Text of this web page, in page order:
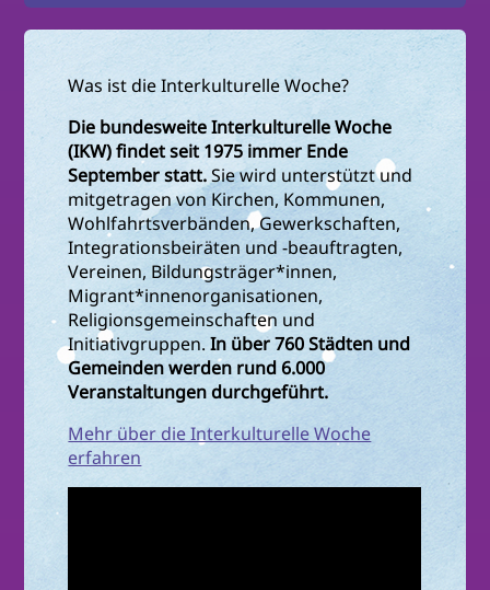
Was ist die Interkulturelle Woche?
Die bundesweite Interkulturelle Woche
(IKW) findet seit 1975 immer Ende
September statt.Sie wird unterstützt und
mitgetragen von Kirchen, Kommunen,
Wohlfahrtsverbänden, Gewerkschaften,
Integrationsbeiräten und -beauftragten,
Vereinen, Bildungsträger*innen,
Migrant*innenorganisationen,
Religionsgemeinschaften und
Initiativgruppen.In über 760 Städten und
Gemeinden werden rund 6.000
Veranstaltungen durchgeführt.
Mehr über die Interkulturelle Woche
erfahren